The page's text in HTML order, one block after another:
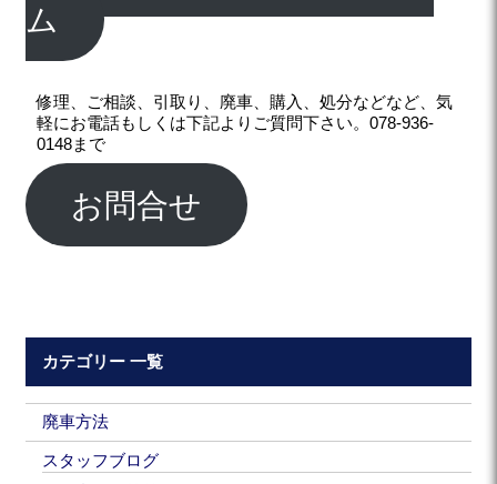
ム
修理、ご相談、引取り、廃車、購入、処分などなど、気
軽にお電話もしくは下記よりご質問下さい。078-936-
0148まで
お問合せ
カテゴリー 一覧
廃車方法
スタッフブログ